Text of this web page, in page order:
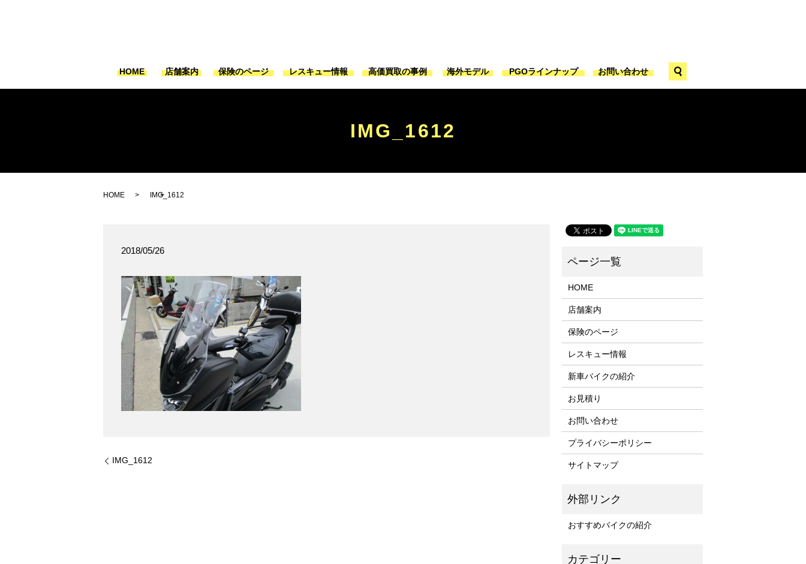
HOME 店舗案内 保険のページ レスキュー情報 高価買取の事例 海外モデル PGOラインナップ お問い合わせ
IMG_1612
HOME IMG_1612
2018/05/26
IMG_1612
HOME
店舗案内
保険のページ
レスキュー情報
新車バイクの紹介
お見積り
お問い合わせ
プライバシーポリシー
サイトマップ
おすすめバイクの紹介